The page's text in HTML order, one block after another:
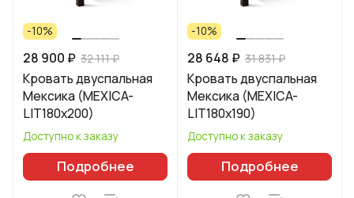
-10%
28 900 ₽ 32 111 ₽
Кровать двуспальная
Мексика (MEXICA-
LIT180х200)
Доступно к заказу
Подробнее
-10%
28 648 ₽ 31 831 ₽
Кровать двуспальная
Мексика (MEXICA-
LIT180х190)
Доступно к заказу
Подробнее